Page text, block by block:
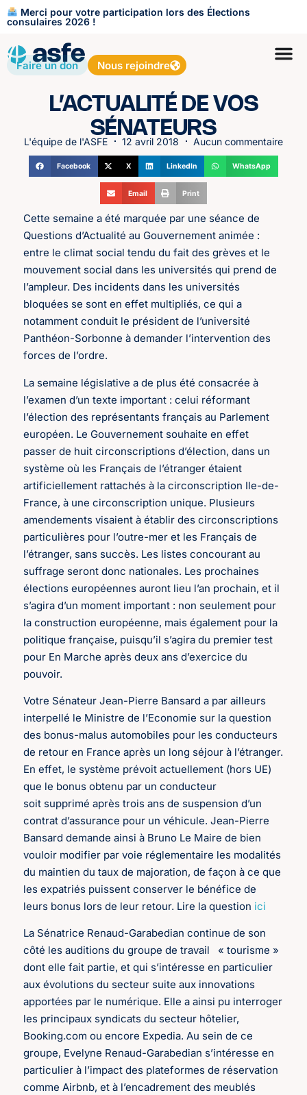
Merci pour votre participation lors des Élections
consulaires 2026 !
Faire un don Nous rejoindre
L’ACTUALITÉ DE VOS
SÉNATEURS
L'équipe de l'ASFE 12 avril 2018 Aucun commentaire
Facebook X LinkedIn WhatsApp
Email Print
Cette semaine a été marquée par une séance de
Questions d’Actualité au Gouvernement animée :
entre le climat social tendu du fait des grèves et le
mouvement social dans les universités qui prend de
l’ampleur. Des incidents dans les universités
bloquées se sont en effet multipliés, ce qui a
notamment conduit le président de l’université
Panthéon-Sorbonne à demander l’intervention des
forces de l’ordre.
La semaine législative a de plus été consacrée à
l’examen d’un texte important : celui réformant
l’élection des représentants français au Parlement
européen. Le Gouvernement souhaite en effet
passer de huit circonscriptions d’élection, dans un
système où les Français de l’étranger étaient
artificiellement rattachés à la circonscription Ile-de-
France, à une circonscription unique. Plusieurs
amendements visaient à établir des circonscriptions
particulières pour l’outre-mer et les Français de
l’étranger, sans succès. Les listes concourant au
suffrage seront donc nationales. Les prochaines
élections européennes auront lieu l’an prochain, et il
s’agira d’un moment important : non seulement pour
la construction européenne, mais également pour la
politique française, puisqu’il s’agira du premier test
pour En Marche après deux ans d’exercice du
pouvoir.
Votre Sénateur Jean-Pierre Bansard a par ailleurs
interpellé le Ministre de l’Economie sur la question
des bonus-malus automobiles pour les conducteurs
de retour en France après un long séjour à l’étranger.
En effet, le système prévoit actuellement (hors UE)
que le bonus obtenu par un conducteur
soit supprimé après trois ans de suspension d’un
contrat d’assurance pour un véhicule. Jean-Pierre
Bansard demande ainsi à Bruno Le Maire de bien
vouloir modifier par voie réglementaire les modalités
du maintien du taux de majoration, de façon à ce que
les expatriés puissent conserver le bénéfice de
leurs bonus lors de leur retour. Lire la question ici
La Sénatrice Renaud-Garabedian continue de son
côté les auditions du groupe de travail « tourisme »
dont elle fait partie, et qui s’intéresse en particulier
aux évolutions du secteur suite aux innovations
apportées par le numérique. Elle a ainsi pu interroger
les principaux syndicats du secteur hôtelier,
Booking.com ou encore Expedia. Au sein de ce
groupe, Evelyne Renaud-Garabedian s’intéresse en
particulier à l’impact des plateformes de réservation
comme Airbnb, et à l’encadrement des meublés